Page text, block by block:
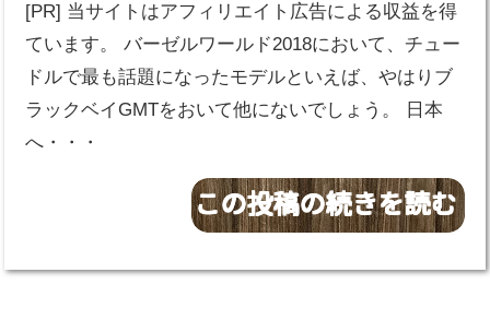
[PR] 当サイトはアフィリエイト広告による収益を得
ています。 バーゼルワールド2018において、チュー
ドルで最も話題になったモデルといえば、やはりブ
ラックベイGMTをおいて他にないでしょう。 日本
へ・・・